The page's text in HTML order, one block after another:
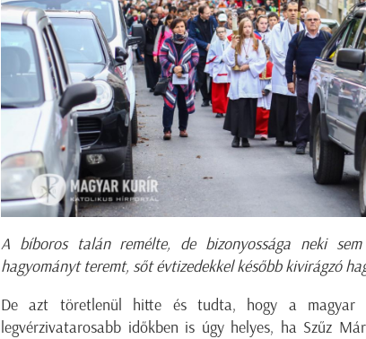
A bíboros talán remélte, de bizonyossága neki
hagyományt teremt, sőt évtizedekkel később kivirágzó
De azt töretlenül hitte és tudta, hogy a magyar
legvérzivatarosabb időkben is úgy helyes, ha Szűz